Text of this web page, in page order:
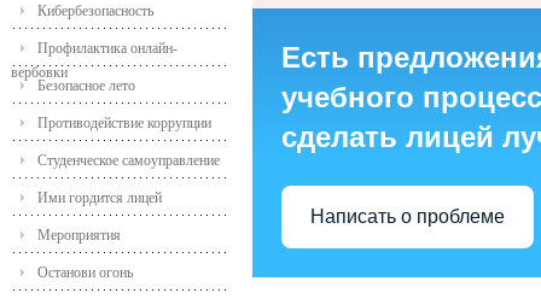
Кибербезопасность
Профилактика онлайн-
вербовки
Безопасное лето
Противодействие коррупции
Студенческое самоуправление
Ими гордится лицей
Мероприятия
Останови огонь
Есть
учебного
сделать лицей
Написать о проблеме